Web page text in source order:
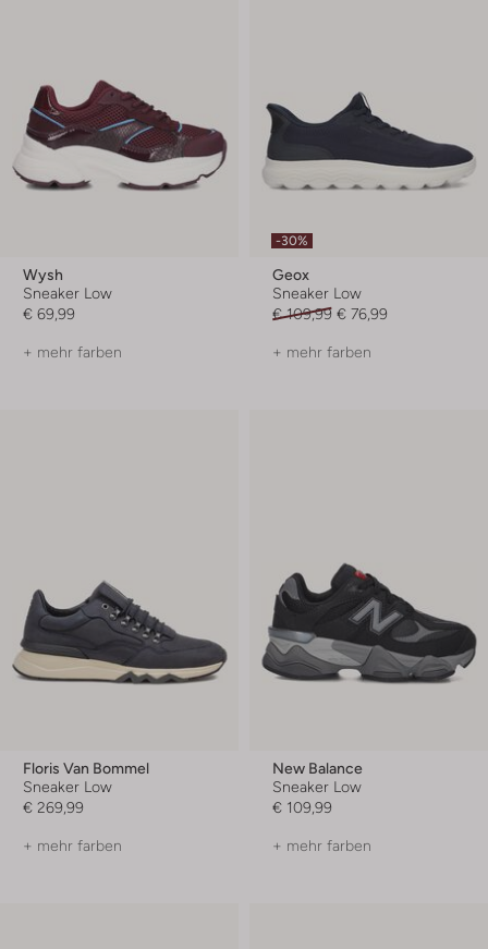
Wysh
Sneaker Low
€ 69,99
+ mehr farben
-30%
Geox
Sneaker Low
€ 109,99 € 76,99
+ mehr farben
Floris Van Bommel
Sneaker Low
€ 269,99
+ mehr farben
New Balance
Sneaker Low
€ 109,99
+ mehr farben